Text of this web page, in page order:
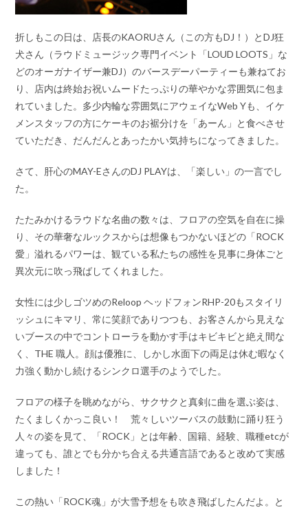
折しもこの日は、店長のKAORUさん（この方もDJ！）とDJ狂
犬さん（ラウドミュージック専門イベント「LOUD LOOTS」な
どのオーガナイザー兼DJ）のバースデーパーティーも兼ねてお
り、店内は終始お祝いムードたっぷりの華やかな雰囲気に包ま
れていました。多少内輪な雰囲気にアウェイなWeb Yも、イケ
メンスタッフの方にケーキのお裾分けを「あーん」と食べさせ
ていただき、だんだんとあったかい気持ちになってきました。
さて、肝心のMAY-EさんのDJ PLAYは、「楽しい」の一言でし
た。
たたみかけるラウドな名曲の数々は、フロアの空気を自在に操
り、その華奢なルックスからは想像もつかないほどの「ROCK
愛」溢れるパワーは、観ている私たちの感性を見事に身体ごと
異次元に吹っ飛ばしてくれました。
女性には少しゴツめのReloop ヘッドフォンRHP-20もスタイリ
ッシュにキマリ、常に笑顔でありつつも、お客さんから見えな
いブースの中でコントローラを動かす手はキビキビと絶え間な
く、THE 職人。顔は優雅に、しかし水面下の両足は休む暇なく
力強く動かし続けるシンクロ選手のようでした。
フロアの様子を眺めながら、サクサクと真剣に曲を選ぶ姿は、
たくましくかっこ良い！ 荒々しいツーバスの鼓動に踊り狂う
人々の姿を見て、「ROCK」とは年齢、国籍、経験、職種etcが
違っても、誰とでも分かち合える共通言語であると改めて実感
しました！
この熱い「ROCK魂」が大雪予想をも吹き飛ばしたんだよ。と